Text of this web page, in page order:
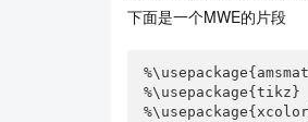
下面是一个MWE的片段
%\usepackage{tikz}